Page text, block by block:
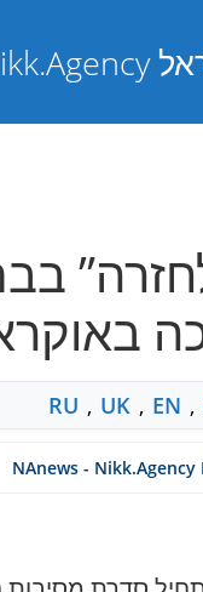
RU , UK , EN ,
NAnews - Nikk.Agency